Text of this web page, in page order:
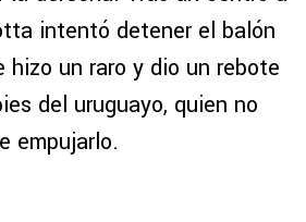
intentó detener el balón
hizo un raro y dio un rebote
del uruguayo, quien no
empujarlo.